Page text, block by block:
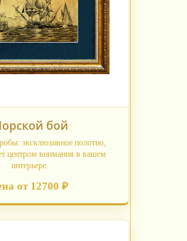
бой
эксклюзивное полотно,
центром внимания в вашем
интерьере.
от 12700 ₽